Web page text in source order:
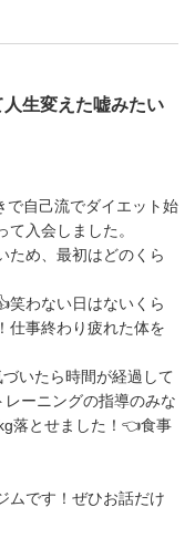
生変えた嘘みたい
で自己流でダイエット始
入会しました。
ため、最初はどのくら
笑わない日はないくら
仕事終わり疲れた体を
いたら時間が経過して
ーニングの指導のみな
落とせました！👈食事
ムです！ぜひお話だけ